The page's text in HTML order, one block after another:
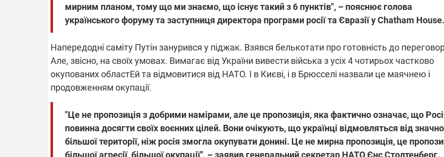
мирним планом, тому що ми знаємо, що існує такий з 6 пунктів", – пояснює голова
українського форуму та заступниця директора програми росії та Євразії у Chatham House.
Напередодні саміту Путін занурився у піджак. Взявся белькотати про готовність до
Але, звісно, на своїх умовах. Вимагає від України вивести війська з усіх 4 чотирьох частково
окупованих областЕй та відмовитися від НАТО. І в Києві, і в Брюсселі назвали це маячнею і
продовженням окупації.
"Це не пропозиція з добрими намірами, але це пропозиція, яка фактично означає, що
повинна досягти своїх воєнних цілей. Вони очікують, що українці відмовляться від значно
більшої території, ніж росія змогла окупувати донині. Це не мирна пропозиція, це
більшої агресії, більшої окупації", – заявив генеральний секретар НАТО Єнс Столтенберг.